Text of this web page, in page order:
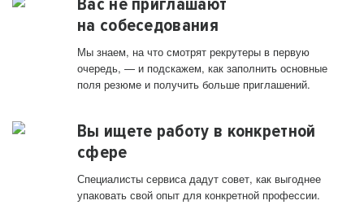
Вас не приглашают
на собеседования
Мы знаем, на что смотрят рекрутеры в первую
очередь, — и подскажем, как заполнить основные
поля резюме и получить больше приглашений.
Вы ищете работу в конкретной
сфере
Специалисты сервиса дадут совет, как выгоднее
упаковать свой опыт для конкретной профессии.